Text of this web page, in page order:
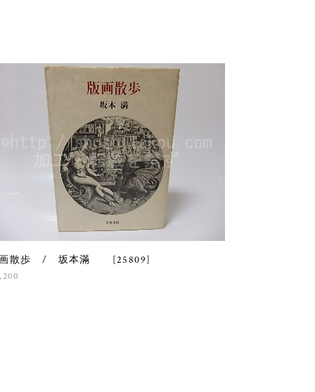
散歩 / 坂本滿 [25809]